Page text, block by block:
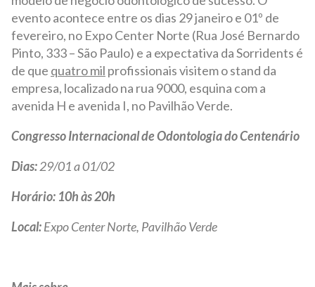
evento acontece entre os dias 29 janeiro e 01º de
fevereiro, no Expo Center Norte (Rua José Bernardo
Pinto, 333 – São Paulo) e a expectativa da Sorridents é
de que quatro mil profissionais visitem o stand da
empresa, localizado na rua 9000, esquina com a
avenida H e avenida I, no Pavilhão Verde.
Congresso Internacional de Odontologia do Centenário
Dias:29/01 a 01/02
Horário: 10h às 20h
Local:Expo Center Norte, Pavilhão Verde